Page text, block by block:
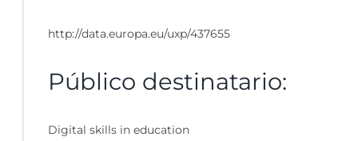
http://data.europa.eu/uxp/437655
Público destinatario:
Digital skills in education